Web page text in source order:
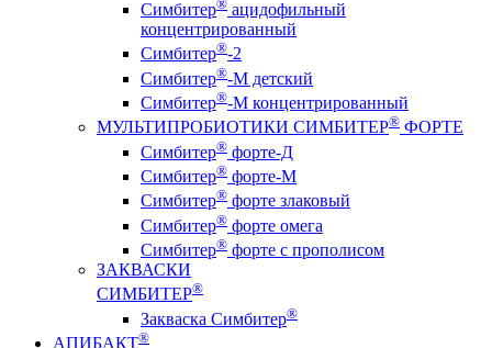
Симбитер® ацидофильный
концентрированный
Симбитер®-2
Симбитер®-М детский
Симбитер®-М концентрированный
МУЛЬТИПРОБИОТИКИ СИМБИТЕР® ФОРТЕ
Симбитер® форте-Д
Симбитер® форте-М
Симбитер® форте злаковый
Симбитер® форте омега
Симбитер® форте с прополисом
ЗАКВАСКИ
СИМБИТЕР®
Закваска Симбитер®
АПИБАКТ®